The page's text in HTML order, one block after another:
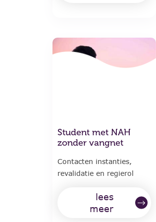
Student met NAH
zonder vangnet
Contacten instanties,
revalidatie en regierol
lees
meer